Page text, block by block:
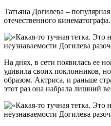
Татьяна Догилева –
отечественного кинематографа.
На днях, в сети появилась ее
удивила своих поклонников,
образом. Актриса, и раньше
этот раз она набрала лишний